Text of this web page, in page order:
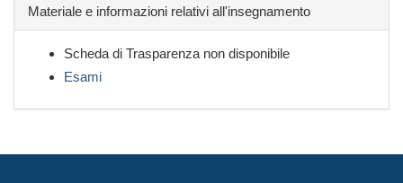
Materiale e informazioni relativi all'insegnamento
Scheda di Trasparenza non disponibile
Esami